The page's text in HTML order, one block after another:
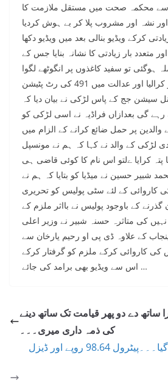
اسے محکمہ صحت میں مستقل ملازمت کا
اور نشہ اور مشروب پلا کر بے ہوش کردیا
کرکے ویڈیو بنالی بعد میں ویڈیو دکھا
متعدد بار زیادتی کا نشانہ بنایا جس کے
ہوگئی تو سفید کاغذوں پر انگوٹھے لگوا
کر جعلی نکاح نامہ تیار کرالیا اور عدالت میں 491 کی رٹ پٹیشن
سیشن جج کے پاس لڑکی نے بیان دیا کہ
رہے گی بعدازاں فراڈیہ نے اسی لڑکی کو
والدین پر حمل ضائع کرانے کے الزام میں
لڑکی کے والد نے کہا کہ ہم نے مونسپل
پتہ کرایا ےلتو اس نام کا کوئی قاضی ہی
شبیر حسین نے میڈیا کو بتایا کہ ہم نے
کاروائی کے لئے سٹی پولیس کو تحریری
دی مگر 5 دن گذرنے کے باوجود پولیس نے بااثر ملزم کے
کی متاثرہ حسنہ شبیر نے وزیر اعلی
کے علاوہ ڈی پی او رحیم یارخان سے
کی کاروائی کرکے ملزم کو گرفتار کرکے
اس سے ویڈیو بھی برامد کی جائے …
دے دو پھر قیامت تک ساتھ دینے
کی ذمہ داری میری۔۔۔
نئی قیمتوں کا اعلان ہو گیا۔۔۔پیٹرول 98.64 روپے اور ڈیزل